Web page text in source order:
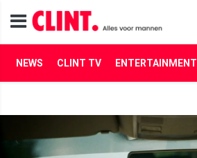
NEWS CLINT TV ENTERTAINMENT